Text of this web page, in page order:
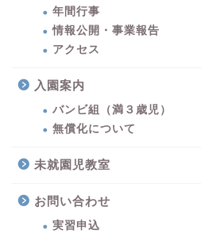
年間行事
情報公開・事業報告
アクセス
入園案内
バンビ組（満３歳児）
無償化について
未就園児教室
お問い合わせ
実習申込